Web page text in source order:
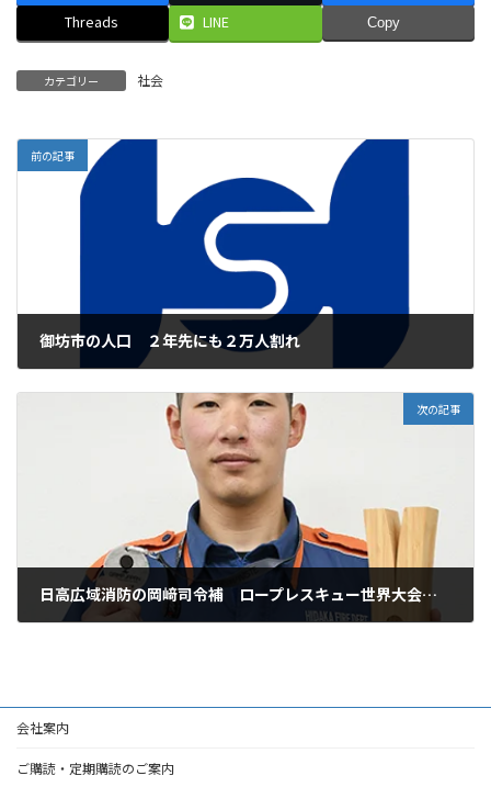
Threads
LINE Copy
カテゴリー 社会
前の記事
御坊市の人口 ２年先にも２万人割れ
次の記事
日高広域消防の岡﨑司令補 ロープレスキュー世界大会優勝
会社案内
ご購読・定期購読のご案内